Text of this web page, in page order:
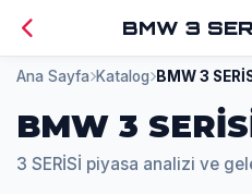
BMW 3
Ana Sayfa Katalog BMW 3
BMW 3
3 SERİSİ piyasa analizi ve